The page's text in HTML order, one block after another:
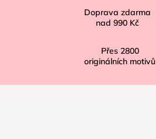
Doprava zdarma
nad 990 Kč
Přes 2800
originálních motivů